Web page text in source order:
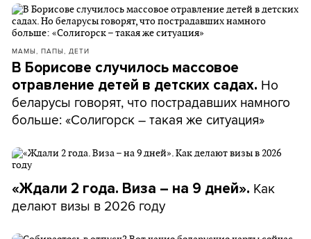
МАМЫ, ПАПЫ, ДЕТИ
В Борисове случилось массовое
отравление детей в детских садах. Но
беларусы говорят, что пострадавших намного
больше: «Солигорск – такая же ситуация»
«Ждали 2 года. Виза – на 9 дней». Как
делают визы в 2026 году